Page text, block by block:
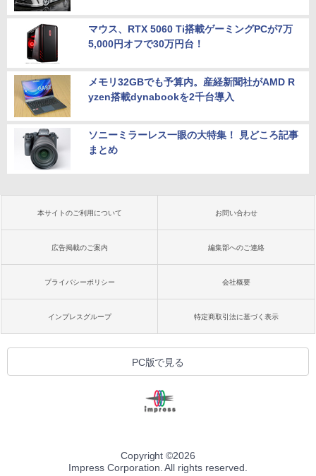
マウス、RTX 5060 Ti搭載ゲーミングPCが7万
5,000円オフで30万円台！
メモリ32GBでも予算内。産経新聞社がAMD R
yzen搭載dynabookを2千台導入
ソニーミラーレス一眼の大特集！ 見どころ記事
まとめ
本サイトのご利用について お問い合わせ
広告掲載のご案内 編集部へのご連絡
プライバシーポリシー 会社概要
インプレスグループ 特定商取引法に基づく表示
PC版で見る
Copyright ©2026
Impress Corporation. All rights reserved.